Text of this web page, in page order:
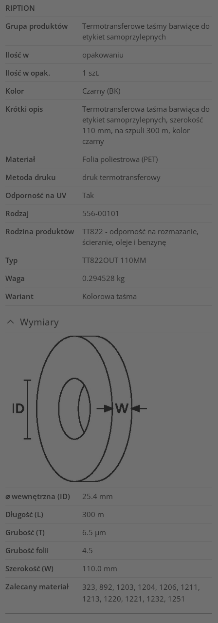
RIPTION
Grupa produktów
Termotransferowe taśmy barwiące do
etykiet samoprzylepnych
Ilość w
opakowaniu
Ilość w opak.
1 szt.
Kolor
Czarny (BK)
Krótki opis
Termotransferowa taśma barwiąca do
etykiet samoprzylepnych, szerokość
110 mm, na szpuli 300 m, kolor
czarny
Materiał
Folia poliestrowa (PET)
Metoda druku
druk termotransferowy
Odporność na UV
Tak
Rodzaj
556-00101
Rodzina produktów
TT822 - odporność na rozmazanie,
ścieranie, oleje i benzynę
Typ
TT822OUT 110MM
Waga
0.294528 kg
Wariant
Kolorowa taśma
Wymiary
⌀ wewnętrzna (ID) 25.4 mm
Długość (L)
300 m
Grubość (T)
6.5 µm
Grubość folii
4.5
Szerokość (W)
110.0 mm
Zalecany materiał
323, 892, 1203, 1204, 1206, 1211,
1213, 1220, 1221, 1232, 1251